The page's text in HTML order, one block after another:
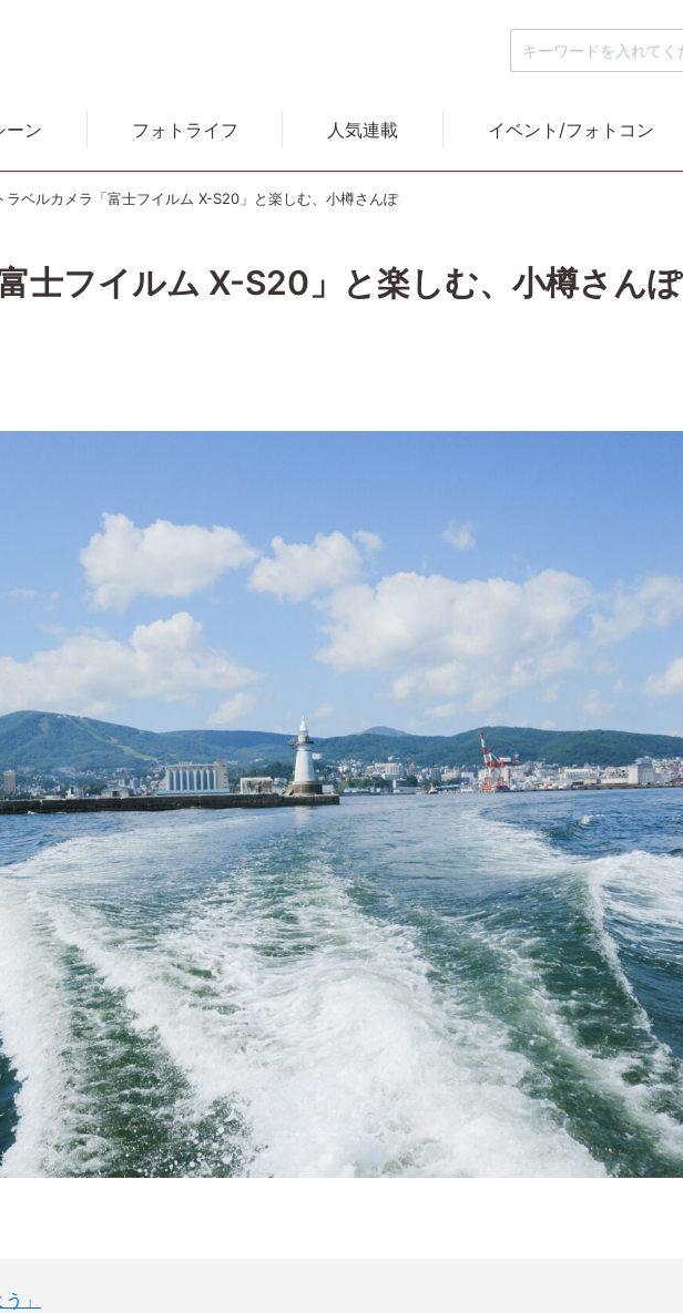
ーン フォトライフ 人気連載 イベント/フォトコン
ラベルカメラ「富士フイルム X-S20」と楽しむ、小樽さんぽ
士フイルム X-S20」と楽しむ、小樽さんぽ
」